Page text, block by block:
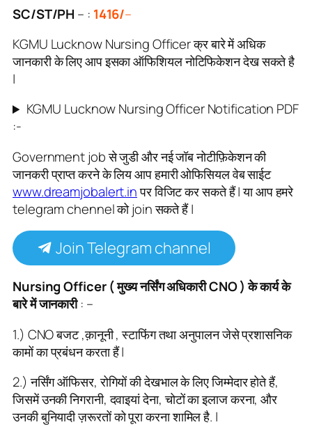
SC/ST/PH – : 1416/–
KGMU Lucknow Nursing Officer क्र बारे में अधिक
जानकारी के लिए आप इसका ऑफिशियल नोटिफिकेशन देख सकते है
|
KGMU Lucknow Nursing Officer Notification PDF
:-
Government job से जुडी और नई जॉब नोटीफ़िकेशन की
जानकरी प्राप्त करने के लिय आप हमारी ओफिसियल वेब साईट
www.dreamjobalert.inपर विजिट कर सकते हैं | या आप हमरे
telegram chennel को join सकते हैं |
Join Telegram channel
Nursing Officer ( मुख्य नर्सिंग अधिकारी CNO ) के कार्य के
बारे में जानकारी: –
1.) CNO बजट ,क़ानूनी , स्टाफिंग तथा अनुपालन जेसे प्रशासनिक
कामों का प्रबंधन करता हैं |
2.) नर्सिंग ऑफिसर, रोगियों की देखभाल के लिए जिम्मेदार होते हैं,
जिसमें उनकी निगरानी, दवाइयां देना, चोटों का इलाज करना, और
उनकी बुनियादी ज़रूरतों को पूरा करना शामिल है. |